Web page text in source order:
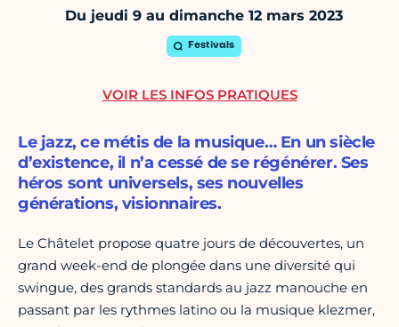
Du jeudi 9 au dimanche 12 mars 2023
Festivals
Le jazz, ce métis de la musique… En un siècle
d’existence, il n’a cessé de se régénérer. Ses
héros sont universels, ses nouvelles
générations, visionnaires.
Le Châtelet propose quatre jours de découvertes, un
grand week-end de plongée dans une diversité qui
swingue, des grands standards au jazz manouche en
passant par les rythmes latino ou la musique klezmer,
VOIR LES INFOS PRATIQUES